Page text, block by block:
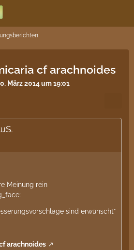
cf arachnoides
März 2014 um 19:01
Meinung rein
sind erwünscht*
arachnoides